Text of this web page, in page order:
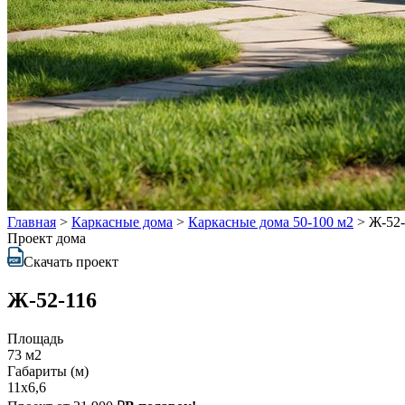
Главная > Каркасные дома > Каркасные дома 50-100 м2 > Ж-52-
Проект дома
Скачать проект
Ж-52-116
Площадь
73 м2
Габариты (м)
11x6,6